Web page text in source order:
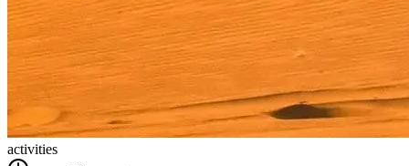
activities